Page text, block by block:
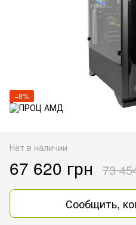
−8%
Нет в наличии
67 620 грн 73
Сообщить,